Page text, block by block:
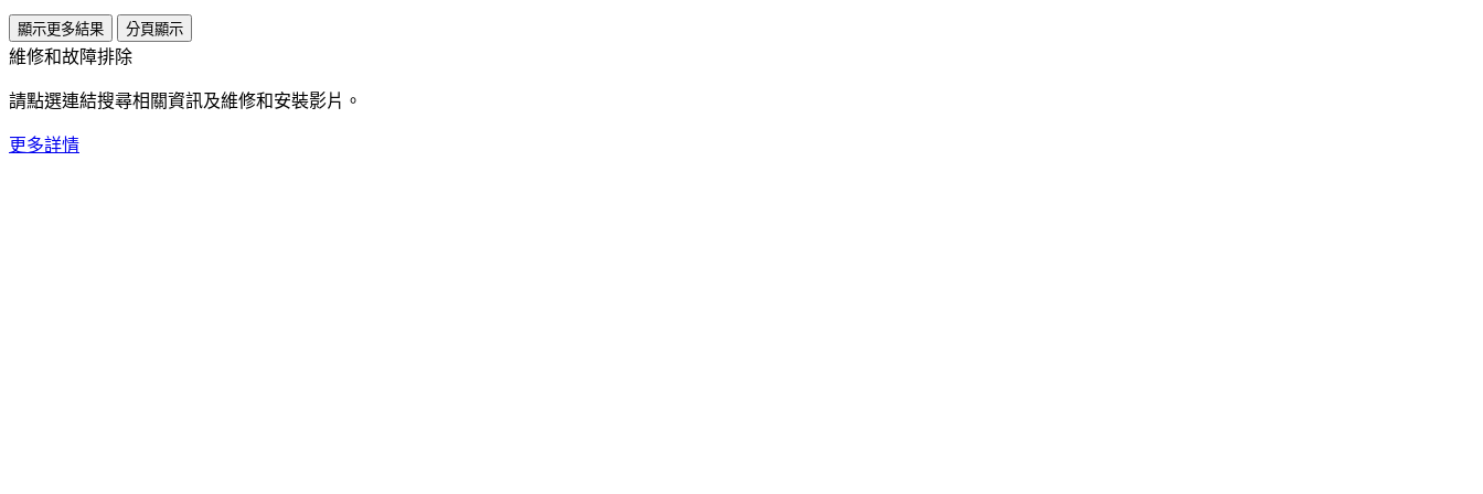
顯示更多結果 分頁顯示
維修和故障排除
請點選連結搜尋相關資訊及維修和安裝影片。
更多詳情